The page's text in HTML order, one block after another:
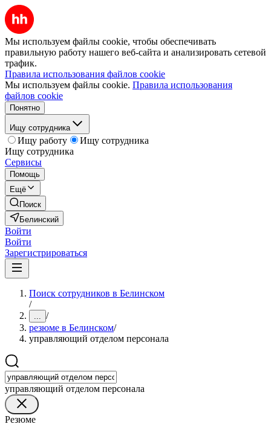
Мы используем файлы cookie, чтобы обеспечивать
правильную работу нашего веб-сайта и анализировать сетевой
трафик.
Правила использования файлов cookie
Мы используем файлы cookie. Правила использования
файлов cookie
Понятно
Ищу сотрудника
Ищу работу
Ищу сотрудника
Ищу сотрудника
Сервисы
Помощь
Ещё
Поиск
Белинский
Войти
Войти
Зарегистрироваться
Поиск сотрудников в Белинском
/
... /
резюме в Белинском/
управляющий отделом персонала
управляющий отделом персонала
Резюме